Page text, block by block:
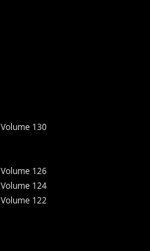
Volume 130
Volume 126
Volume 124
Volume 122